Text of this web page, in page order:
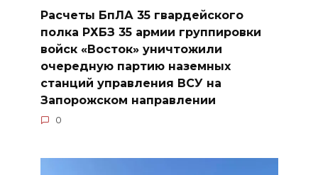
Расчеты БпЛА 35 гвардейского
полка РХБЗ 35 армии группировки
войск «Восток» уничтожили
очередную партию наземных
станций управления ВСУ на
Запорожском направлении
0